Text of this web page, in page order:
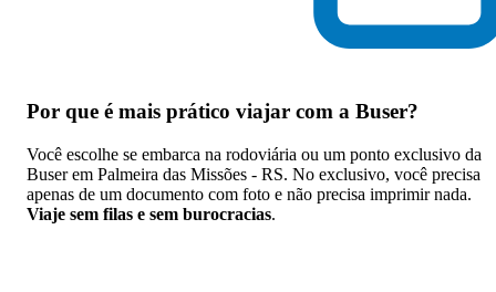
Por que é mais prático viajar com a Buser?
Você escolhe se embarca na rodoviária ou um ponto exclusivo da
Buser em Palmeira das Missões - RS. No exclusivo, você precisa
apenas de um documento com foto e não precisa imprimir nada.
Viaje sem filas e sem burocracias.